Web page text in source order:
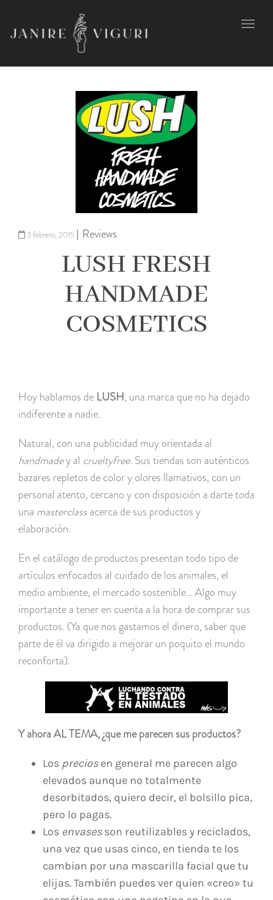
3 febrero, 2015 Reviews
LUSH FRESH
HANDMADE
COSMETICS
Hoy hablamos de LUSH, una marca que no ha dejado
indiferente a nadie.
Natural, con una publicidad muy orientada al
handmadey al crueltyfree. Sus tiendas son auténticos
bazares repletos de color y olores llamativos, con un
personal atento, cercano y con disposición a darte toda
una masterclassacerca de sus productos y
elaboración.
En el catálogo de productos presentan todo tipo de
artículos enfocados al cuidado de los animales, el
medio ambiente, el mercado sostenible… Algo muy
importante a tener en cuenta a la hora de comprar sus
productos. (Ya que nos gastamos el dinero, saber que
parte de él va dirigido a mejorar un poquito el mundo
reconforta).
Y ahora AL TEMA, ¿que me parecen sus productos?
Los preciosen general me parecen algo
elevados aunque no totalmente
desorbitados, quiero decir, el bolsillo pica,
pero lo pagas.
Los envasesson reutilizables y reciclados,
una vez que usas cinco, en tienda te los
cambian por una mascarilla facial que tu
elijas. También puedes ver quien «creo» tu